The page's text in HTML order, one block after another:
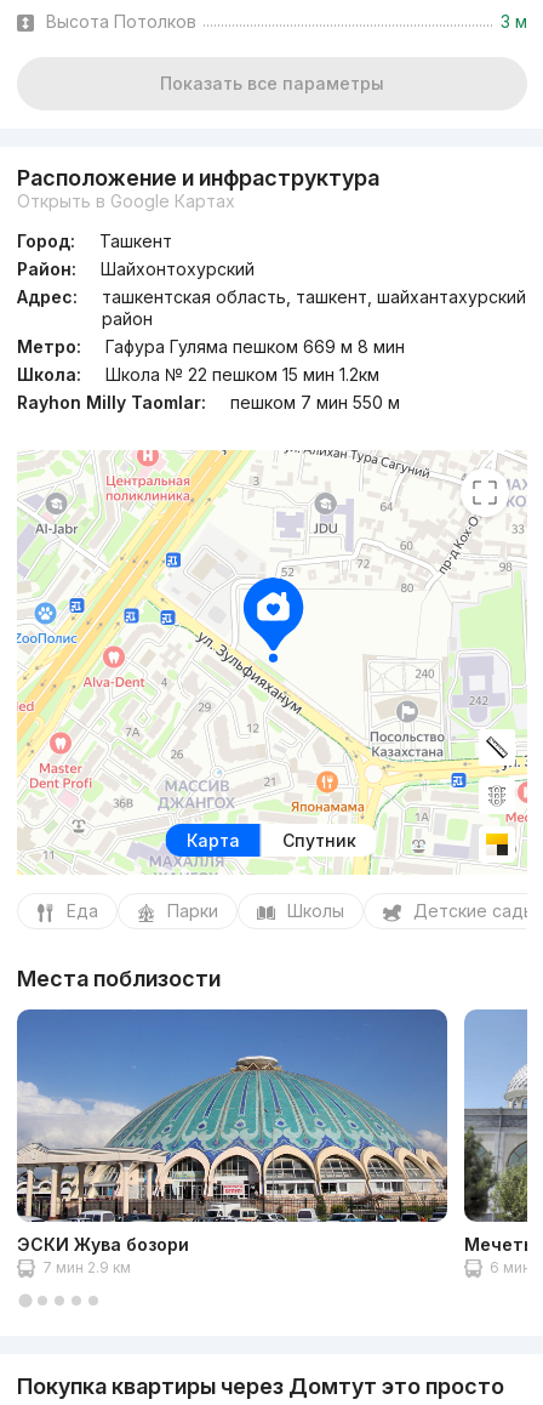
+998 (77) 366...
Высота Потолков
3 м
Показать все параметры
Расположение и инфраструктура
Открыть в Google Картах
Город:
Ташкент
Район:
Шайхонтохурский
Адрес:
ташкентская область, ташкент, шайхантахурский
район
Метро:
Гафура Гуляма пешком 669 м 8 мин
Школа:
Школа № 22 пешком 15 мин 1.2км
Rayhon Milly Taomlar:
пешком 7 мин 550 м
Карта Спутник
Еда Парки Школы Детские сады
Места поблизости
ЭСКИ Жува бозори
7 мин 2.9 км
Мечеть
6 мин
Покупка квартиры через Домтут это просто